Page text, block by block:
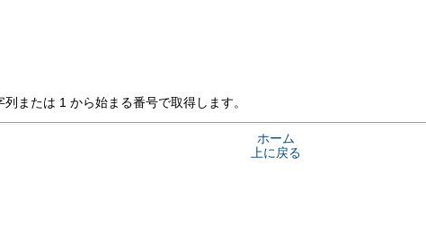
または 1 から始まる番号で取得します。
ホーム
上に戻る